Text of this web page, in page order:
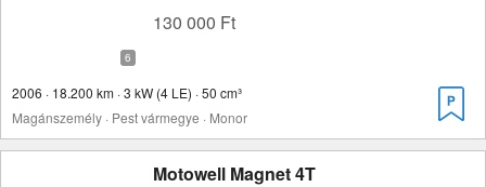
130 000 Ft
2006 · 18.200 km · 3 kW (4 LE) · 50 cm³
Magánszemély · Pest vármegye · Monor
Motowell Magnet 4T